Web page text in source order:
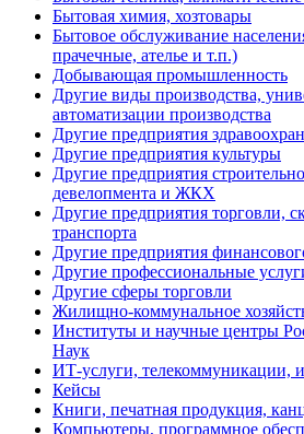
Бытовая химия, хозтовары
Бытовое обслуживание
прачечные, ателье и т.п.)
Добывающая промышленность
Другие виды производства,
автоматизации производства
Другие предприятия
Другие предприятия культуры
Другие предприятия
девелопмента и ЖКХ
Другие предприятия торговли,
транспорта
Другие предприятия
Другие профессиональные
Другие сферы торговли
Жилищно-коммунальное
Институты и научные центры
Наук
ИТ-услуги, телекоммуникации,
Кейсы
Книги, печатная продукция,
Компьютеры, программное